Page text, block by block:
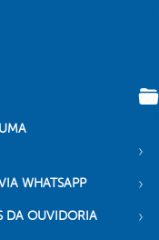
WHATSAPP
DA OUVIDORIA